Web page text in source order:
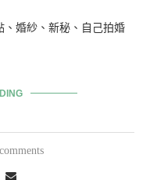
、婚紗、新秘、自己拍婚